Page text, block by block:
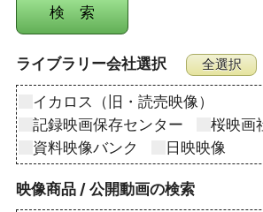
ライブラリー会社選択
イカロス（旧・読売映像）
記録映画保存センター
桜映画
資料映像バンク
日映映像
映像商品 / 公開動画の検索